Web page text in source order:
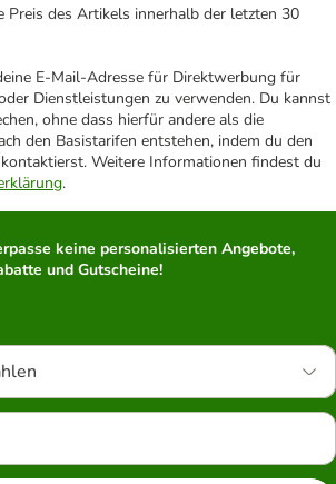
Preis des Artikels innerhalb der letzten 30
E-Mail-Adresse für Direktwerbung für
Dienstleistungen zu verwenden. Du kannst
ohne dass hierfür andere als die
den Basistarifen entstehen, indem du den
Weitere Informationen findest du
.
keine personalisierten Angebote,
und Gutscheine!